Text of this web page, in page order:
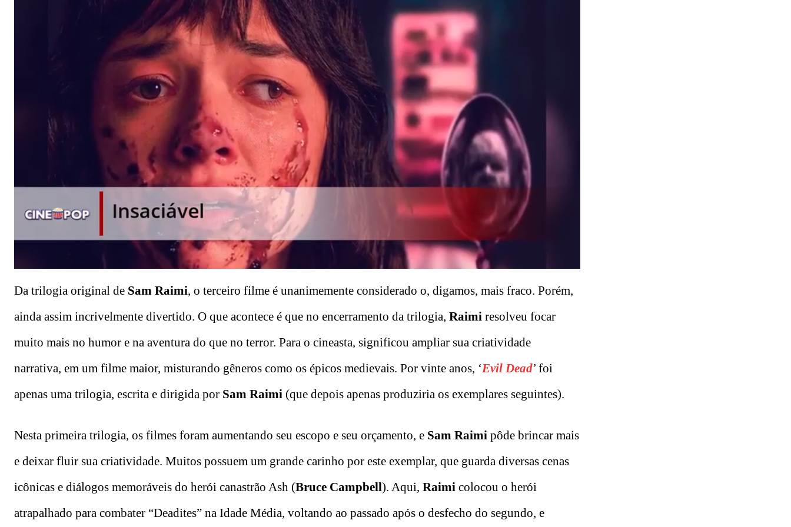
Da trilogia original de Sam Raimi, o terceiro filme é unanimemente considerado o, digamos, mais fraco. Porém,
ainda assim incrivelmente divertido. O que acontece é que no encerramento da trilogia, Raimi resolveu focar
muito mais no humor e na aventura do que no terror. Para o cineasta, significou ampliar sua criatividade
narrativa, em um filme maior, misturando gêneros como os épicos medievais. Por vinte anos, ‘Evil Dead’ foi
apenas uma trilogia, escrita e dirigida por Sam Raimi (que depois apenas produziria os exemplares seguintes).
Nesta primeira trilogia, os filmes foram aumentando seu escopo e seu orçamento, e Sam Raimi pôde brincar mais
e deixar fluir sua criatividade. Muitos possuem um grande carinho por este exemplar, que guarda diversas cenas
icônicas e diálogos memoráveis do herói canastrão Ash (Bruce Campbell). Aqui, Raimi colocou o herói
atrapalhado para combater “Deadites” na Idade Média, voltando ao passado após o desfecho do segundo, e